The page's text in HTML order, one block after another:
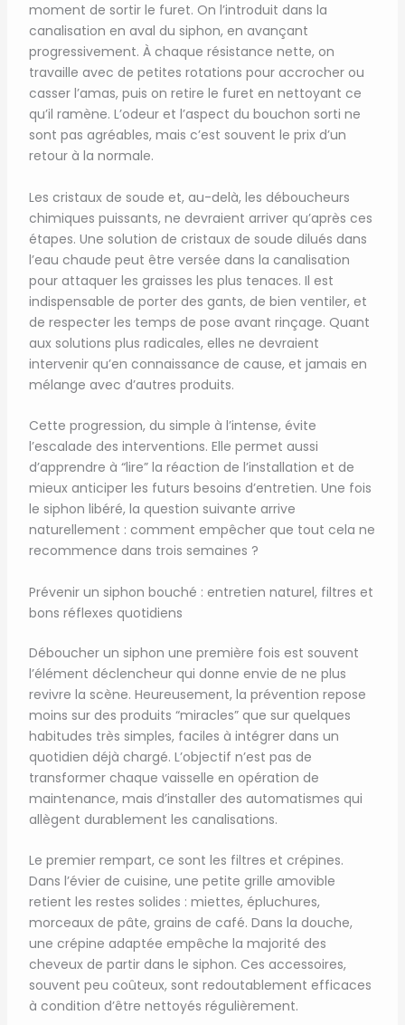
moment de sortir le furet. On l’introduit dans la
canalisation en aval du siphon, en avançant
progressivement. À chaque résistance nette, on
travaille avec de petites rotations pour accrocher ou
casser l’amas, puis on retire le furet en nettoyant ce
qu’il ramène. L’odeur et l’aspect du bouchon sorti ne
sont pas agréables, mais c’est souvent le prix d’un
retour à la normale.
Les cristaux de soude et, au-delà, les déboucheurs
chimiques puissants, ne devraient arriver qu’après ces
étapes. Une solution de cristaux de soude dilués dans
l’eau chaude peut être versée dans la canalisation
pour attaquer les graisses les plus tenaces. Il est
indispensable de porter des gants, de bien ventiler, et
de respecter les temps de pose avant rinçage. Quant
aux solutions plus radicales, elles ne devraient
intervenir qu’en connaissance de cause, et jamais en
mélange avec d’autres produits.
Cette progression, du simple à l’intense, évite
l’escalade des interventions. Elle permet aussi
d’apprendre à “lire” la réaction de l’installation et de
mieux anticiper les futurs besoins d’entretien. Une fois
le siphon libéré, la question suivante arrive
naturellement : comment empêcher que tout cela ne
recommence dans trois semaines ?
Prévenir un siphon bouché : entretien naturel, filtres et
bons réflexes quotidiens
Déboucher un siphon une première fois est souvent
l’élément déclencheur qui donne envie de ne plus
revivre la scène. Heureusement, la prévention repose
moins sur des produits “miracles” que sur quelques
habitudes très simples, faciles à intégrer dans un
quotidien déjà chargé. L’objectif n’est pas de
transformer chaque vaisselle en opération de
maintenance, mais d’installer des automatismes qui
allègent durablement les canalisations.
Le premier rempart, ce sont les filtres et crépines.
Dans l’évier de cuisine, une petite grille amovible
retient les restes solides : miettes, épluchures,
morceaux de pâte, grains de café. Dans la douche,
une crépine adaptée empêche la majorité des
cheveux de partir dans le siphon. Ces accessoires,
souvent peu coûteux, sont redoutablement efficaces
à condition d’être nettoyés régulièrement.